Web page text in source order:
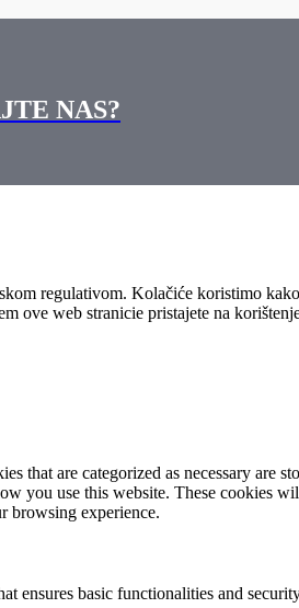
NAS?
regulativom. Kolačiće koristimo
ove web stranicie pristajete na
are categorized as necessary are
you use this website. These cookies
browsing experience.
ensures basic functionalities and